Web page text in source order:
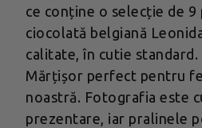
ce conține o selecție de 9
ciocolată belgiană
calitate, în cutie standard.
Mărțișor perfect pentru
noastră. Fotografia este
prezentare, iar pralinele